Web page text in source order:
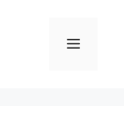
Меню